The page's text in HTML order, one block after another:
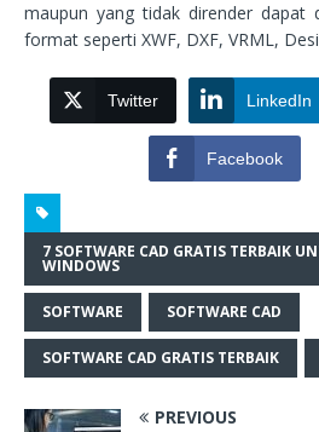
maupun yang tidak dirender dapat
format seperti XWF, DXF, VRML,
Twitter LinkedIn
Facebook
7 SOFTWARE CAD GRATIS TERBAIK
WINDOWS
SOFTWARE SOFTWARE CAD
SOFTWARE CAD GRATIS TERBAIK
PREVIOUS